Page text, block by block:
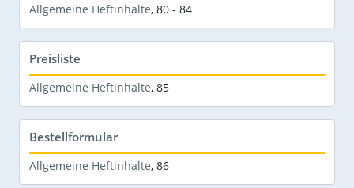
Allgemeine Heftinhalte, 80 - 84
Preisliste
Allgemeine Heftinhalte, 85
Bestellformular
Allgemeine Heftinhalte, 86